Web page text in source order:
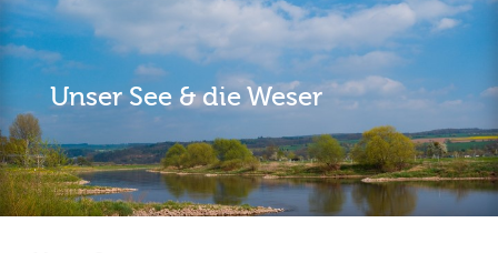
Unser See & die Weser